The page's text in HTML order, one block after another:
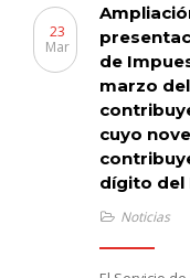
de
marzo
cuyo
dígito del
23
Mar
Noticias